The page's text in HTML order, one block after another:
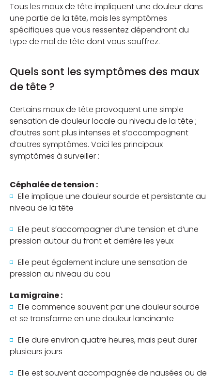
Tous les maux de tête impliquent une douleur dans
une partie de la tête, mais les symptômes
spécifiques que vous ressentez dépendront du
type de mal de tête dont vous souffrez.
Quels sont les symptômes des maux
de tête ?
Certains maux de tête provoquent une simple
sensation de douleur locale au niveau de la tête ;
d’autres sont plus intenses et s’accompagnent
d’autres symptômes. Voici les principaux
symptômes à surveiller :
Céphalée de tension :
Elle implique une douleur sourde et persistante au
niveau de la tête
Elle peut s’accompagner d’une tension et d’une
pression autour du front et derrière les yeux
Elle peut également inclure une sensation de
pression au niveau du cou
La migraine :
Elle commence souvent par une douleur sourde
et se transforme en une douleur lancinante
Elle dure environ quatre heures, mais peut durer
plusieurs jours
Elle est souvent accompagnée de nausées ou de